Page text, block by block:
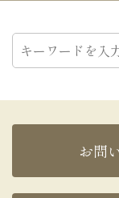
お問